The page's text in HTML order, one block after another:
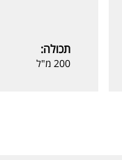
תכולה:
200 מ"ל